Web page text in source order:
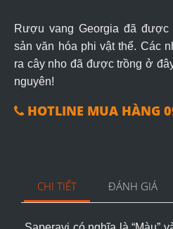
Rượu vang Georgia đã
sản văn hóa phi vật thể. Các
ra cây nho đã được trồng ở
nguyên!
HOTLINE MUA HÀNG
CHI TIẾT ĐÁNH GIÁ